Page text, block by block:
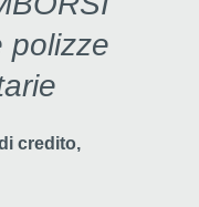
polizze
credito,